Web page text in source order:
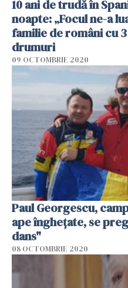
10 ani de trudă în
noapte: „Focul ne-a
familie de români cu
drumuri
09 OCTOMBRIE 2020
Paul Georgescu,
ape înghețate, se
dans"
08 OCTOMBRIE 2020